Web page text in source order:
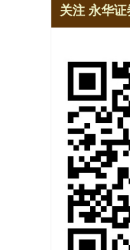
关注 永华证